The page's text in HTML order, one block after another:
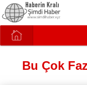
Bu Çok